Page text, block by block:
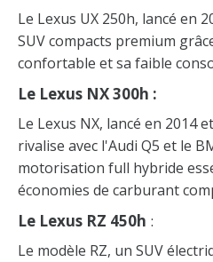
Le Lexus UX 250h, lancé en
SUV compacts premium
confortable et sa faible
Le Lexus NX 300h :
Le Lexus NX, lancé en 2014
rivalise avec l'Audi Q5 et le
motorisation full hybride
économies de carburant
Le Lexus RZ 450h :
Le modèle RZ, un SUV